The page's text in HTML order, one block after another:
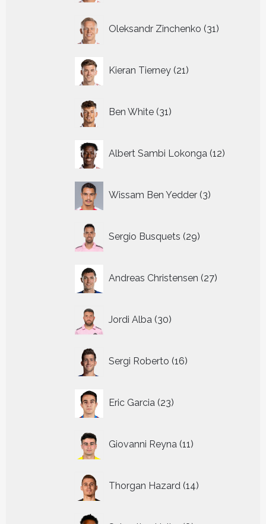
Oleksandr Zinchenko 31
producten
Kieran Tierney 21
producten
Ben White 31
producten
Albert Sambi Lokonga 12
Wissam Ben Yedder 3
producten
Sergio Busquets 29
producten
Andreas Christensen 27
producten
Jordi Alba 30
producten
Sergi Roberto 16
producten
Eric Garcia 23
producten
Giovanni Reyna 11
producten
Thorgan Hazard 14
producten